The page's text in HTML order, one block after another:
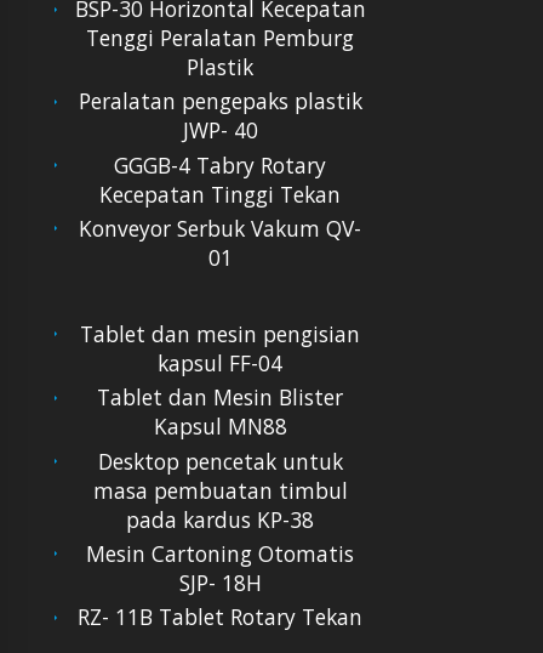
BSP-30 Horizontal Kecepatan
Tenggi Peralatan Pemburg
Plastik
Peralatan pengepaks plastik
JWP- 40
GGGB-4 Tabry Rotary
Kecepatan Tinggi Tekan
Konveyor Serbuk Vakum QV-
01
Tablet dan mesin pengisian
kapsul FF-04
Tablet dan Mesin Blister
Kapsul MN88
Desktop pencetak untuk
masa pembuatan timbul
pada kardus KP-38
Mesin Cartoning Otomatis
SJP- 18H
RZ- 11B Tablet Rotary Tekan